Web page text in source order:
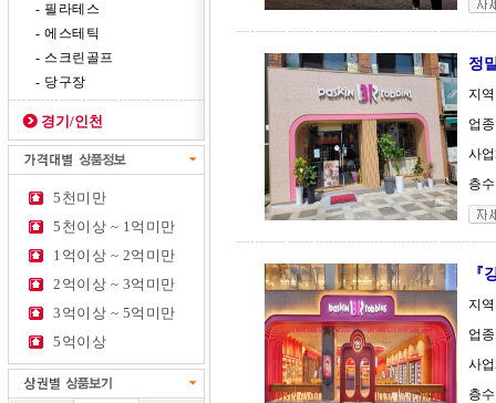
- 필라테스
- 에스테틱
- 스크린골프
- 당구장
경기/인천
5천미만
5천이상 ~ 1억미만
1억이상 ~ 2억미만
2억이상 ~ 3억미만
3억이상 ~ 5억미만
5억이상
정
지
업
사
층
『
지
업
사
층